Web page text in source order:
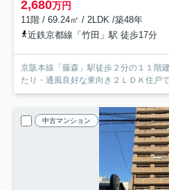
2,680万円
11階 / 69.24㎡ / 2LDK /築48年
近鉄京都線「竹田」駅 徒歩17分
京阪本線「藤森」駅徒歩２分の１１階
たり・通風良好な東向き２ＬＤＫ住戸
中古マンション